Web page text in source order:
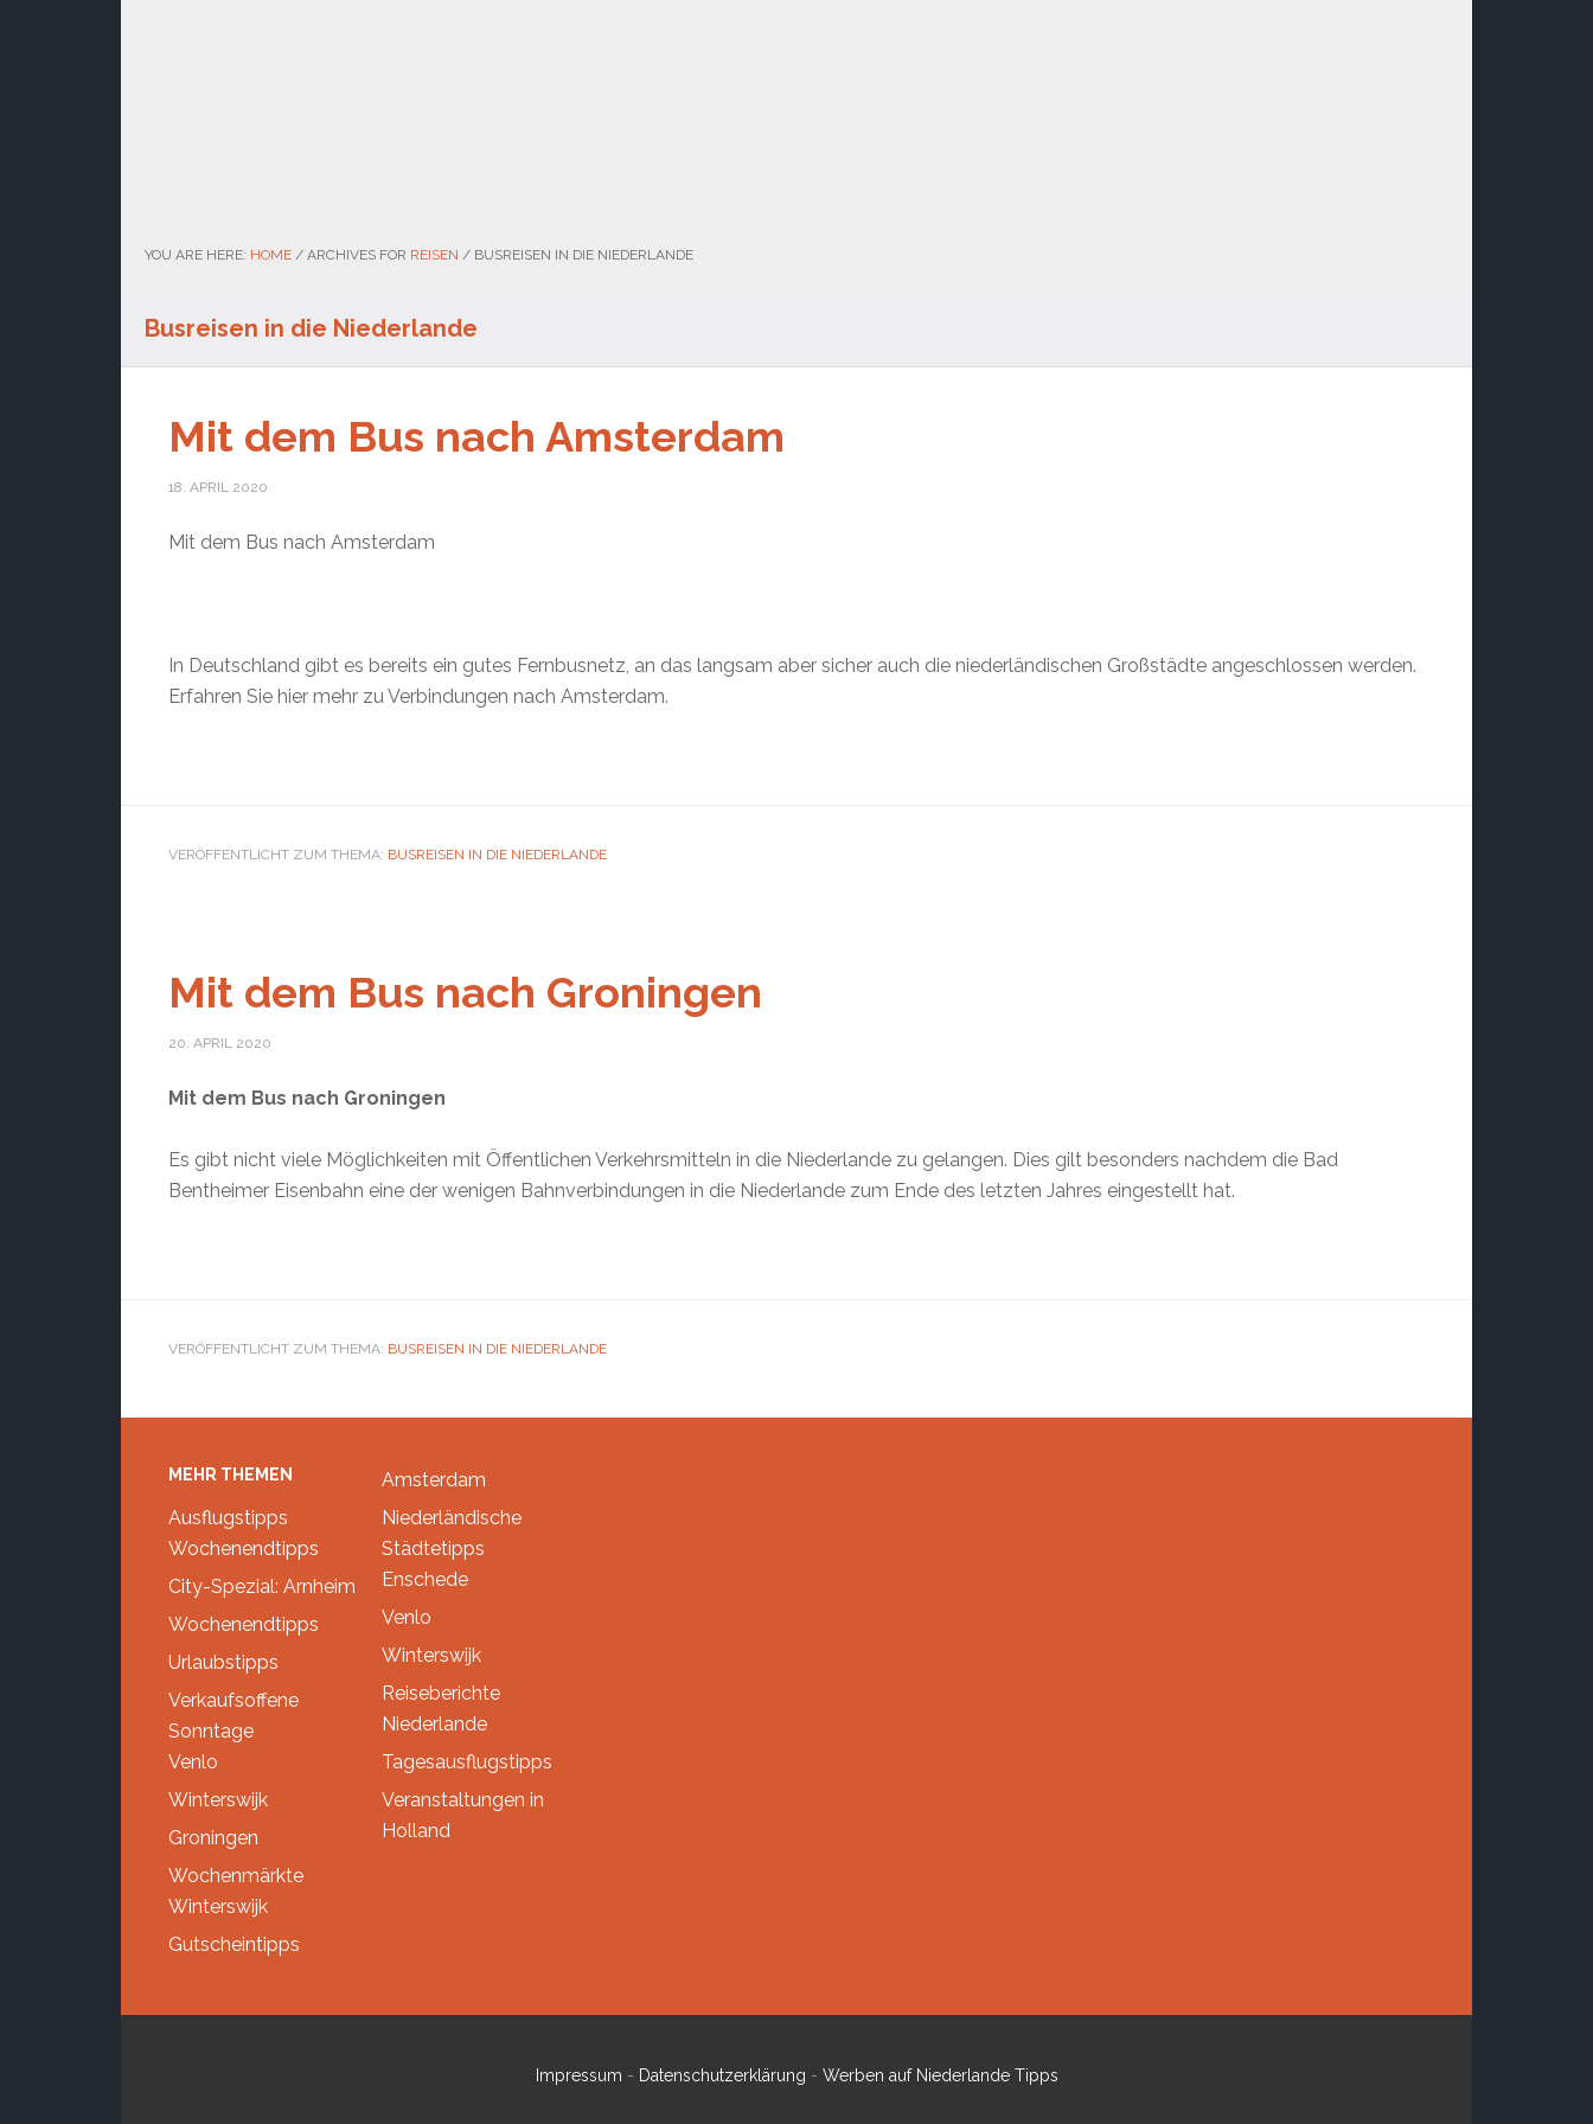
YOU ARE HERE: HOME / ARCHIVES FOR REISEN / BUSREISEN IN DIE NIEDERLANDE
Busreisen in die Niederlande
Mit dem Bus nach Amsterdam
18. APRIL 2020
Mit dem Bus nach Amsterdam
In Deutschland gibt es bereits ein gutes Fernbusnetz, an das langsam aber sicher auch die niederländischen Großstädte angeschlossen werden.
Erfahren Sie hier mehr zu Verbindungen nach Amsterdam.
VERÖFFENTLICHT ZUM THEMA: BUSREISEN IN DIE NIEDERLANDE
Mit dem Bus nach Groningen
20. APRIL 2020
Mit dem Bus nach Groningen
Es gibt nicht viele Möglichkeiten mit Öffentlichen Verkehrsmitteln in die Niederlande zu gelangen. Dies gilt besonders nachdem die Bad
Bentheimer Eisenbahn eine der wenigen Bahnverbindungen in die Niederlande zum Ende des letzten Jahres eingestellt hat.
VERÖFFENTLICHT ZUM THEMA: BUSREISEN IN DIE NIEDERLANDE
Footer
MEHR THEMEN
Ausflugstipps
Wochenendtipps
City-Spezial: Arnheim
Wochenendtipps
Urlaubstipps
Verkaufsoffene
Sonntage
Venlo
Winterswijk
Groningen
Wochenmärkte
Winterswijk
Gutscheintipps
Amsterdam
Niederländische
Städtetipps
Enschede
Venlo
Winterswijk
Reiseberichte
Niederlande
Tagesausflugstipps
Veranstaltungen in
Holland
Impressum - Datenschutzerklärung - Werben auf Niederlande Tipps